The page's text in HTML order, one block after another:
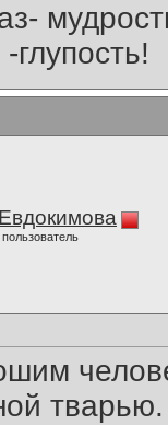
глупость!
тварью.